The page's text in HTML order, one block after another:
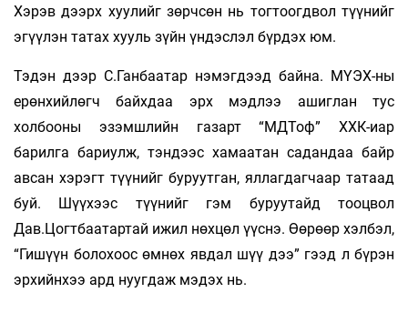
Хэрэв дээрх хуулийг зөрчсөн нь тогтоогдвол түүнийг
эгүүлэн татах хууль зүйн үндэслэл бүрдэх юм.
Тэдэн дээр С.Ганбаатар нэмэгдээд байна. МҮЭХ-ны
ерөнхийлөгч байхдаа эрх мэдлээ ашиглан тус
холбооны эзэмшлийн газарт “МДТоф” ХХК-иар
барилга бариулж, тэндээс хамаатан садандаа байр
авсан хэрэгт түүнийг буруутган, яллагдагчаар татаад
буй. Шүүхээс түүнийг гэм буруутайд тооцвол
Дав.Цогтбаатартай ижил нөхцөл үүснэ. Өөрөөр хэлбэл,
“Гишүүн болохоос өмнөх явдал шүү дээ” гээд л бүрэн
эрхийнхээ ард нуугдаж мэдэх нь.